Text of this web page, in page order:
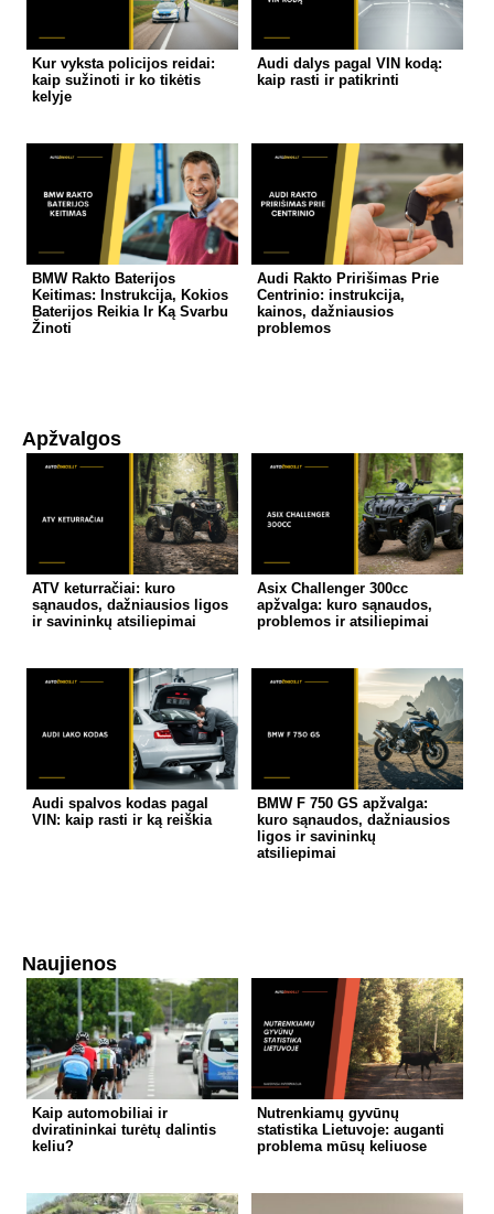
Kur vyksta policijos reidai:
kaip sužinoti ir ko tikėtis
kelyje
Audi dalys pagal VIN kodą:
kaip rasti ir patikrinti
BMW Rakto Baterijos
Keitimas: Instrukcija, Kokios
Baterijos Reikia Ir Ką Svarbu
Žinoti
Audi Rakto Pririšimas Prie
Centrinio: instrukcija,
kainos, dažniausios
problemos
Apžvalgos
ATV keturračiai: kuro
sąnaudos, dažniausios ligos
ir savininkų atsiliepimai
Asix Challenger 300cc
apžvalga: kuro sąnaudos,
problemos ir atsiliepimai
Audi spalvos kodas pagal
VIN: kaip rasti ir ką reiškia
BMW F 750 GS apžvalga:
kuro sąnaudos, dažniausios
ligos ir savininkų
atsiliepimai
Naujienos
Kaip automobiliai ir
dviratininkai turėtų dalintis
keliu?
Nutrenkiamų gyvūnų
statistika Lietuvoje: auganti
problema mūsų keliuose